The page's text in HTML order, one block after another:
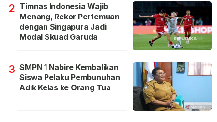
2 Timnas Indonesia Wajib
Menang, Rekor Pertemuan
dengan Singapura Jadi
Modal Skuad Garuda
3 SMPN 1 Nabire Kembalikan
Siswa Pelaku Pembunuhan
Adik Kelas ke Orang Tua